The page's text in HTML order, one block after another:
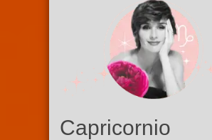
Capricornio